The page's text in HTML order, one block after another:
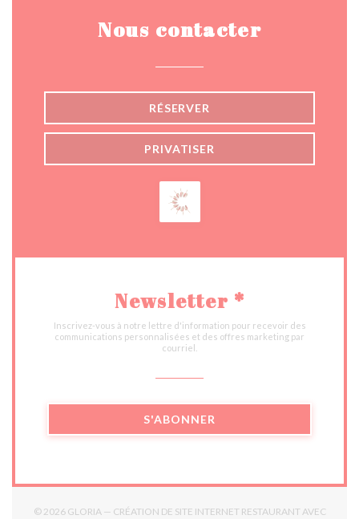
Nous contacter
RÉSERVER
PRIVATISER
Newsletter *
Inscrivez-vous à notre lettre d'information pour recevoir des
communications personnalisées et des offres marketing par
courriel.
S'ABONNER
© 2026 GLORIA — CRÉATION DE SITE INTERNET RESTAURANT AVEC